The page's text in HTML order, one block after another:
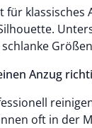
für
Anzug
oft in der